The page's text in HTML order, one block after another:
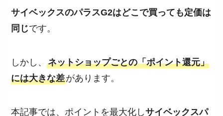
サイベックスのパラスG2はどこで買っても定価は
同じです。
しかし、ネットショップごとの「ポイント還元」
には大きな差があります。
本記事では、ポイントを最大化しサイベックスパ